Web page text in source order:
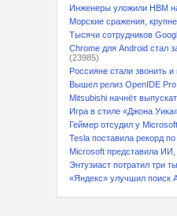
Инженеры уложили HBM
Морские сражения,
Тысячи сотрудников
Chrome для Android стал
(23985)
Россияне стали звонить и
Вышел релиз OpenIDE Pro
Mitsubishi начнёт
Игра в стиле «Джона
Геймер отсудил у Microsoft
Tesla поставила рекорд по
Microsoft представила ИИ,
Энтузиаст потратил три
«Яндекс» улучшил поиск